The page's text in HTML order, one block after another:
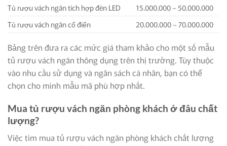
Tủ rượu vách ngăn tích hợp đèn LED
15.000.000 – 50.000.000
Tủ rượu vách ngăn cổ điển
20.000.000 – 70.000.000
Bảng trên đưa ra các mức giá tham khảo cho một số mẫu
tủ rượu vách ngăn thông dụng trên thị trường. Tùy thuộc
vào nhu cầu sử dụng và ngân sách cá nhân, bạn có thể
chọn cho mình mẫu mã phù hợp nhất.
Mua tủ rượu vách ngăn phòng khách ở đâu chất
lượng?
Việc tìm mua tủ rượu vách ngăn phòng khách chất lượng